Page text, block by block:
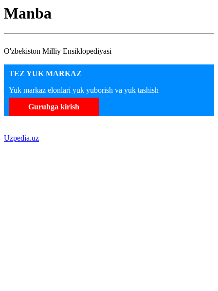
Manba
O'zbekiston Milliy Ensiklopediyasi
TEZ YUK MARKAZ
Yuk markaz elonlari yuk yuborish va yuk tashish
Guruhga kirish
Uzpedia.uz